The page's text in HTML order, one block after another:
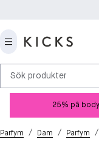
Sök produkter
25% på
Parfym / Dam / Parfym /